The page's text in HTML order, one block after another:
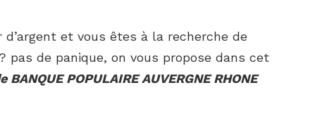
et vous êtes à la recherche de
pas de panique, on vous propose dans cet
POPULAIRE AUVERGNE RHONE